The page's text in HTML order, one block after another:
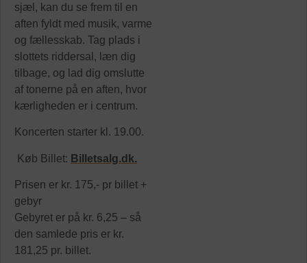
sjæl, kan du se frem til en
aften fyldt med musik, varme
og fællesskab. Tag plads i
slottets riddersal, læn dig
tilbage, og lad dig omslutte
af tonerne på en aften, hvor
kærligheden er i centrum.
Koncerten starter kl. 19.00.
Køb Billet: Billetsalg.dk.
Prisen er kr. 175,- pr billet +
gebyr
Gebyret er på kr. 6,25 – så
den samlede pris er kr.
181,25 pr. billet.